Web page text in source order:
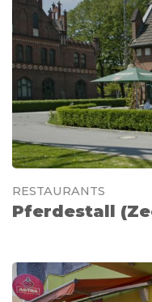
RESTAURANTS
Pferdestall